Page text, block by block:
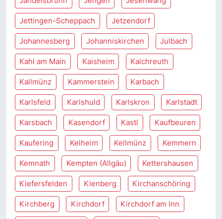
Jettingen-Scheppach Jetzendorf
Johannesberg Johanniskirchen Julbach
Kahl am Main Kaisheim Kalchreuth
Kallmünz Kammerstein Karbach
Karlsfeld Karlshuld Karlskron Karlstadt
Karsbach Kasendorf Kastl Kaufbeuren
Kaufering Kelheim Kellmünz Kemmern
Kemnath Kempten (Allgäu) Kettershausen
Kiefersfelden Kienberg Kirchanschöring
Kirchberg Kirchdorf Kirchdorf am Inn